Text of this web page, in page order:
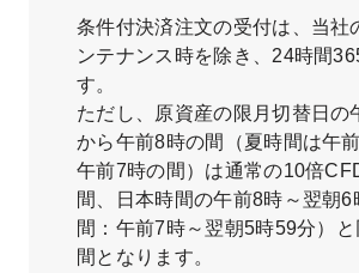
条件付決済注文の受付は、当社
ンテナンス時を除き、24時間
す。
ただし、原資産の限月切替日の
から午前8時の間（夏時間は午
午前7時の間）は通常の10倍
間、日本時間の午前8時～翌朝
間：午前7時～翌朝5時59分）
間となります。